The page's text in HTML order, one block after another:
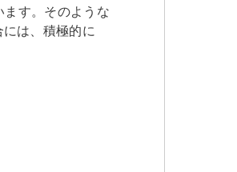
す。そのような
は、積極的に